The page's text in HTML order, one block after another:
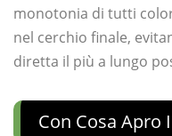
monotonia di tutti
nel cerchio finale,
diretta il più a lungo
Con Cosa Apro